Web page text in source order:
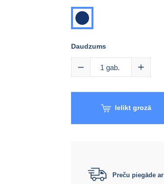
tumši
Daudzums
1 gab.
Ielikt grozā
Preču piegāde ar